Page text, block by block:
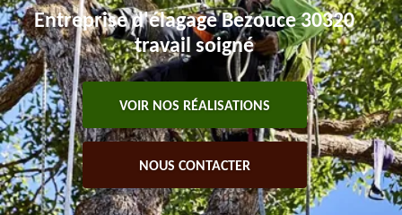
Entreprise d'élagage Bezouce 30320
travail soigné
VOIR NOS RÉALISATIONS
NOUS CONTACTER